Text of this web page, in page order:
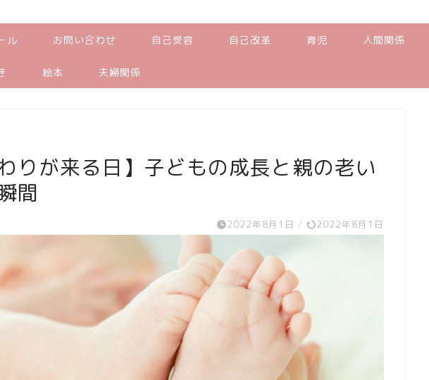
ル お問い合わせ 自己受容 自己改革 育児 人間関係
絵本 夫婦関係
りが来る日】子どもの成長と親の老い
間
2022年8月1日 / 2022年8月1日